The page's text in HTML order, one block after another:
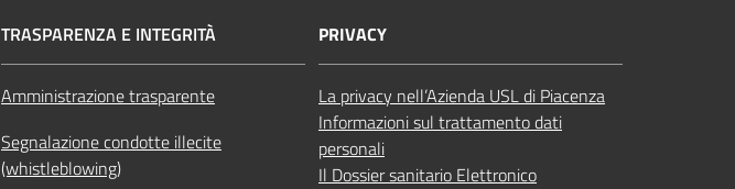
TRASPARENZA E INTEGRITÀ
Amministrazione trasparente
Segnalazione condotte illecite
(whistleblowing)
PRIVACY
La privacy nell’Azienda USL di Piacenza
Informazioni sul trattamento dati
personali
Il Dossier sanitario Elettronico